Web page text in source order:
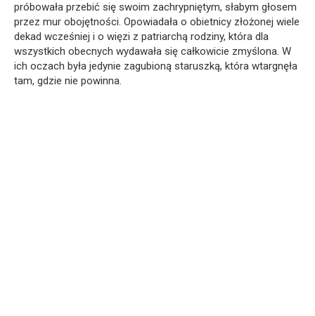
próbowała przebić się swoim zachrypniętym, słabym głosem
przez mur obojętności. Opowiadała o obietnicy złożonej wiele
dekad wcześniej i o więzi z patriarchą rodziny, która dla
wszystkich obecnych wydawała się całkowicie zmyślona. W
ich oczach była jedynie zagubioną staruszką, która wtargnęła
tam, gdzie nie powinna.